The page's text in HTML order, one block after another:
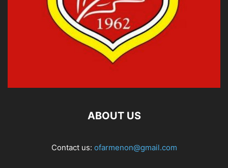
ABOUT US
Contact us: ofarmenon@gmail.com